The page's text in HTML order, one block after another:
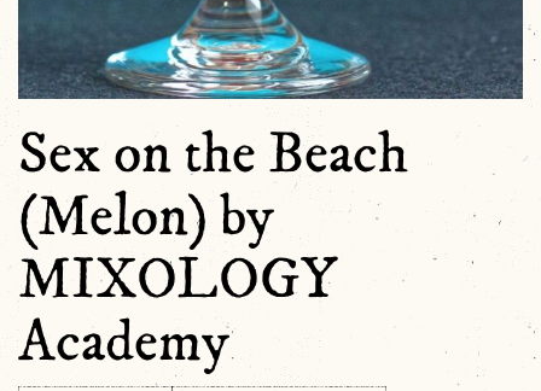
Sex on the Beach
(Melon) by
MIXOLOGY
Academy